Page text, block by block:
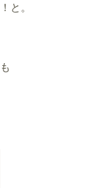
と。